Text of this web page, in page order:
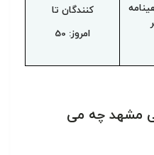
کنندگان تا
امروز: 50
مشهد چه می